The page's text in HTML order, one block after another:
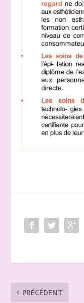
PRÉCÉDENT